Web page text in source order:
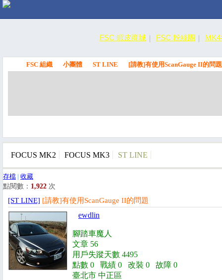
FSC 蝦皮商城 FSC 粉絲團
FSC 組織 小團體 ST LINE [請教]有使用ScanGauge II的問題
FOCUS MK2 FOCUS MK3 ST LINE
存檔 | 收藏
點閱數： 1,922 次
[ST LINE] [請教]有使用ScanGauge II的問題
ewdlin
腳踏車魔人
文章 56
用戶失蹤天數 4495
點數 0 戰績 0 改裝 0 故障 0
臺北市 中正區